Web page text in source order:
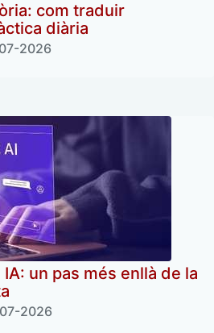
com traduir
diària
2026
un pas més enllà de la
2026